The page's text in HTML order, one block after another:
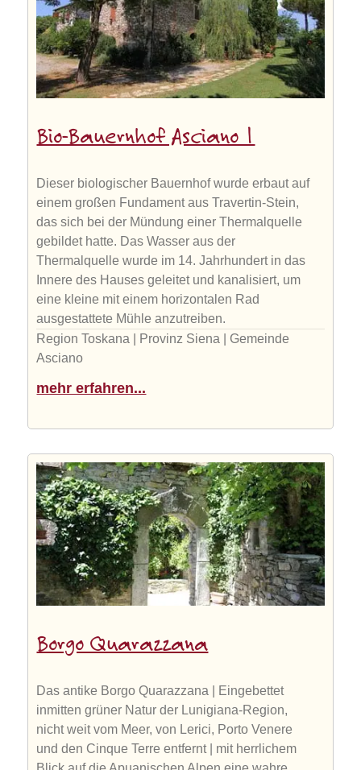
Bio-Bauernhof Asciano 1
Dieser biologischer Bauernhof wurde erbaut auf
einem großen Fundament aus Travertin-Stein,
das sich bei der Mündung einer Thermalquelle
gebildet hatte. Das Wasser aus der
Thermalquelle wurde im 14. Jahrhundert in das
Innere des Hauses geleitet und kanalisiert, um
eine kleine mit einem horizontalen Rad
ausgestattete Mühle anzutreiben.
Region Toskana | Provinz Siena | Gemeinde
Asciano
mehr erfahren...
Borgo Quarazzana
Das antike Borgo Quarazzana | Eingebettet
inmitten grüner Natur der Lunigiana-Region,
nicht weit vom Meer, von Lerici, Porto Venere
und den Cinque Terre entfernt | mit herrlichem